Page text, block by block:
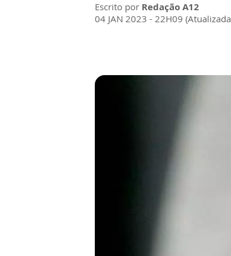
Escrito por Redação A12
04 JAN 2023 - 22H09